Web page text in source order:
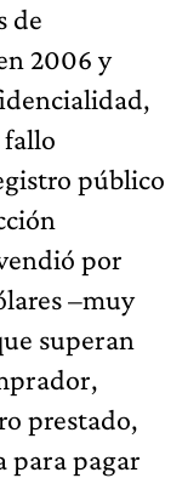
de
2006 y
fallo
público
por
–muy
superan
prestado,
para pagar